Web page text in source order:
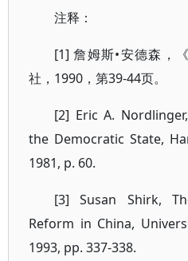
注释：
[1] 詹姆斯•安德森，
社，1990，第39-44页。
[2] Eric A.
the Democratic State,
1981, p. 60.
[3] Susan Shirk,
Reform in China,
1993, pp. 337-338.